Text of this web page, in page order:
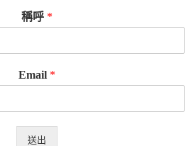
稱呼 *
Email *
送出